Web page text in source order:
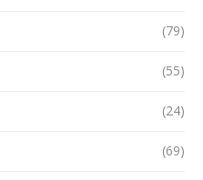
(79)
(55)
(24)
(69)